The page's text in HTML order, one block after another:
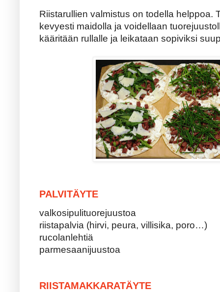
Riistarullien valmistus on todella helppoa.
kevyesti maidolla ja voidellaan
kääritään rullalle ja leikataan sopiviksi
PALVITÄYTE
valkosipulituorejuustoa
riistapalvia (hirvi, peura, villisika, poro…)
rucolanlehtiä
parmesaanijuustoa
RIISTAMAKKARATÄYTE